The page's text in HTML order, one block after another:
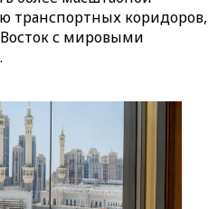
транспортных коридоров,
с мировыми